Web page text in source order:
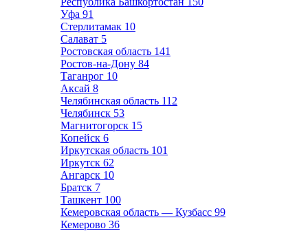
Уфа 91
Стерлитамак 10
Салават 5
Ростовская область 141
Ростов-на-Дону 84
Таганрог 10
Аксай 8
Челябинская область 112
Челябинск 53
Магнитогорск 15
Копейск 6
Иркутская область 101
Иркутск 62
Ангарск 10
Братск 7
Ташкент 100
Кемеровская область — Кузбасс 99
Кемерово 36